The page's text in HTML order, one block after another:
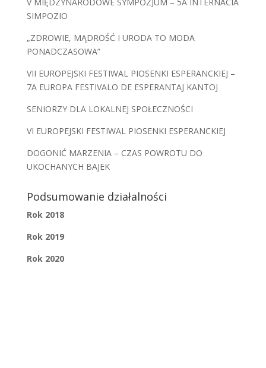
SIMPOZIO
„ZDROWIE, MĄDROŚĆ I URODA TO MODA
PONADCZASOWA”
VII EUROPEJSKI FESTIWAL PIOSENKI ESPERANCKIEJ –
7A EUROPA FESTIVALO DE ESPERANTAJ KANTOJ
SENIORZY DLA LOKALNEJ SPOŁECZNOŚCI
VI EUROPEJSKI FESTIWAL PIOSENKI ESPERANCKIEJ
DOGONIĆ MARZENIA – CZAS POWROTU DO
UKOCHANYCH BAJEK
Podsumowanie działalności
Rok 2018
Rok 2019
Rok 2020